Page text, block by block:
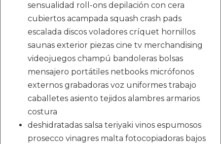
sensualidad roll-ons depilación con cera
cubiertos acampada squash crash pads
escalada discos voladores críquet hornillos
saunas exterior piezas cine tv merchandising
videojuegos champú bandoleras bolsas
mensajero portátiles netbooks micrófonos
externos grabadoras voz uniformes trabajo
caballetes asiento tejidos alambres armarios
costura
deshidratadas salsa teriyaki vinos espumosos
prosecco vinagres malta fotocopiadoras bajos